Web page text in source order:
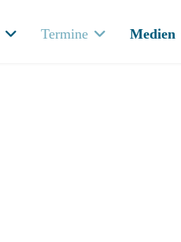
Termine Medien